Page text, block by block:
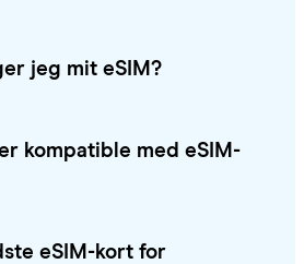
jeg mit eSIM?
kompatible med eSIM-
eSIM-kort for